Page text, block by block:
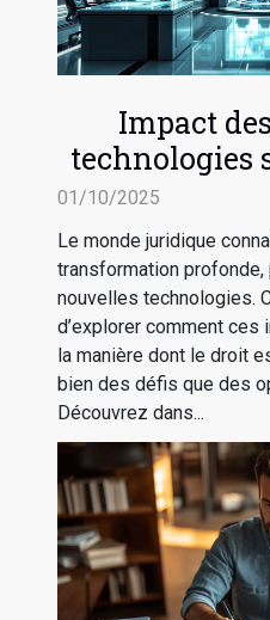
Impact
technologies
01/10/2025
Le monde juridique
transformation profonde,
nouvelles technologies.
d’explorer comment
la manière dont le droit
bien des défis que des
Découvrez dans...